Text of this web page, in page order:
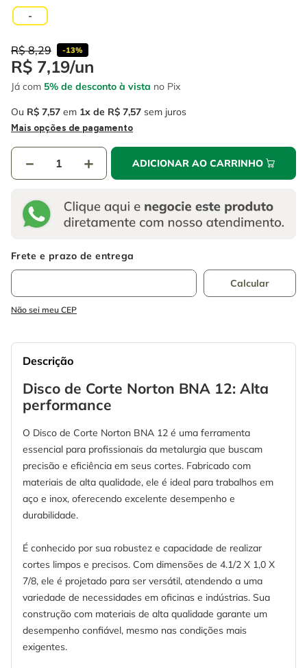
-
R$ 8,29 -13%
R$ 7,19/un
Já com 5% de desconto à vista no Pix
Ou R$ 7,57 em 1 R$ 7,57 sem juros
Mais opções de pagamento
＋
－ ADICIONAR AO CARRINHO
Não sei meu CEP
Descrição
Disco de Corte Norton BNA 12: Alta
performance
O Disco de Corte Norton BNA 12 é uma ferramenta
essencial para profissionais da metalurgia que buscam
precisão e eficiência em seus cortes. Fabricado com
materiais de alta qualidade, ele é ideal para trabalhos em
aço e inox, oferecendo excelente desempenho e
durabilidade.
É conhecido por sua robustez e capacidade de realizar
cortes limpos e precisos. Com dimensões de 4.1/2 X 1,0 X
7/8, ele é projetado para ser versátil, atendendo a uma
variedade de necessidades em oficinas e indústrias. Sua
construção com materiais de alta qualidade garante um
desempenho confiável, mesmo nas condições mais
exigentes.
6º
8 º disco corte
9º cabo flexivel
10 º serra copo
º fio
º chave impacto
º disco corte
serra copo